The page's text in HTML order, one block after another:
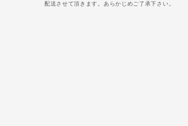
配送させて頂きます。あらかじめご了承下さい。